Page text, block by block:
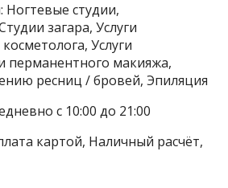
Ногтевые студии,
загара, Услуги
Услуги
перманентного макияжа,
ресниц / бровей, Эпиляция
с 10:00 до 21:00
картой, Наличный расчёт,